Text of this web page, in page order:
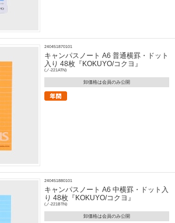
240451870101
キャンパスノート A6 普通横罫・ドット
入り 48枚『KOKUYO/コクヨ』
(ノ-221ATN)
卸価格は会員のみ公開
240451880101
キャンパスノート A6 中横罫・ドット入
り 48枚『KOKUYO/コクヨ』
(ノ-221BTN)
卸価格は会員のみ公開